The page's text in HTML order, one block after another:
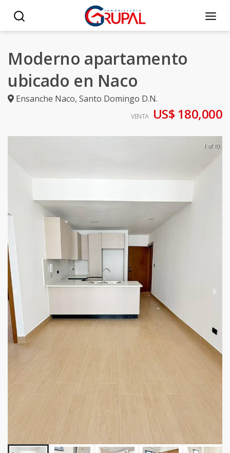
Moderno apartamento
ubicado en Naco
Ensanche Naco, Santo Domingo D.N.
VENTA US$ 180,000
1 of 10